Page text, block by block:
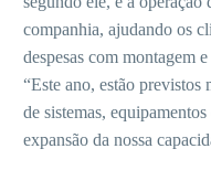
companhia, ajudando os
despesas com montagem
“Este ano, estão
de sistemas,
expansão da nossa